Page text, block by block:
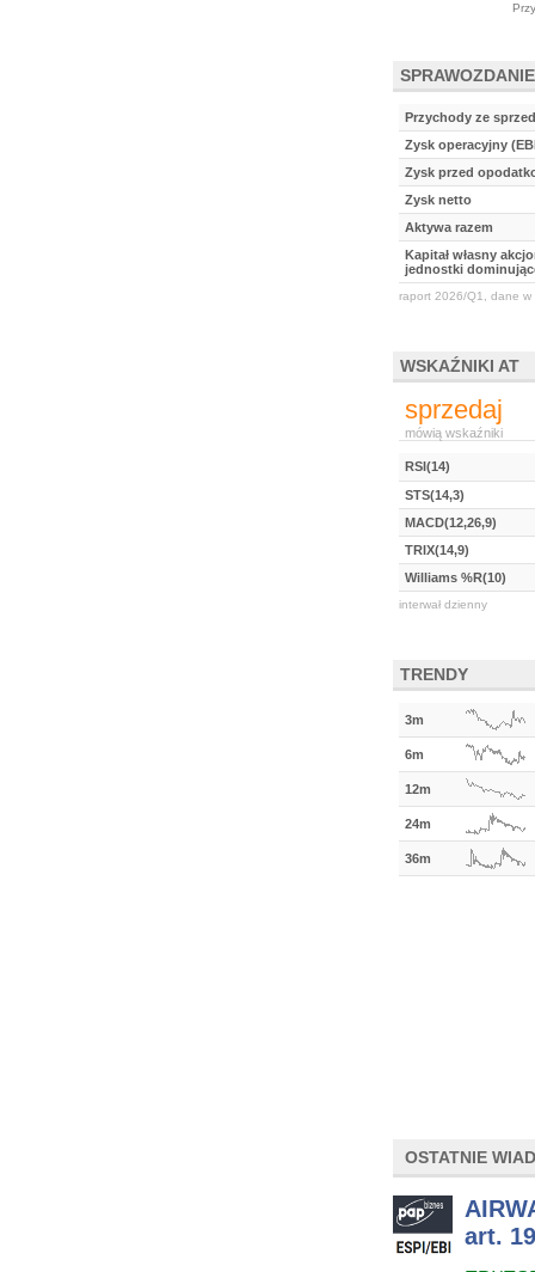
Przychody ze
Zysk operacyjny
Zysk przed
Zysk netto
Aktywa razem
Kapitał własny
jednostki
raport 2026/Q1, dane w
WSKAŹNIKI AT
sprzedaj
mówią wskaźniki
RSI(14)
STS(14,3)
MACD(12,26,9)
TRIX(14,9)
Williams %R(10)
interwał dzienny
TRENDY
3m
6m
12m
24m
36m
OSTATNIE
art.